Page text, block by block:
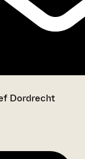
Dordrecht